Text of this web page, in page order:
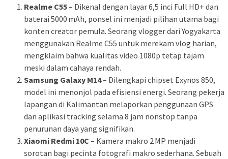
Realme C55– Dikenal dengan layar 6,5 inci Full HD+ dan
baterai 5000 mAh, ponsel ini menjadi pilihan utama bagi
konten creator pemula. Seorang vlogger dari Yogyakarta
menggunakan Realme C55 untuk merekam vlog harian,
mengklaim bahwa kualitas video 1080p tetap tajam
meski dalam cahaya rendah.
Samsung Galaxy M14– Dilengkapi chipset Exynos 850,
model ini menonjol pada efisiensi energi. Seorang pekerja
lapangan di Kalimantan melaporkan penggunaan GPS
dan aplikasi tracking selama 8 jam nonstop tanpa
penurunan daya yang signifikan.
Xiaomi Redmi 10C – Kamera makro 2 MP menjadi
sorotan bagi pecinta fotografi makro sederhana. Sebuah